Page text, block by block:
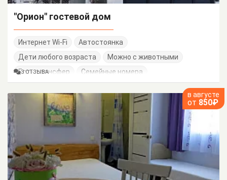
"Орион" гостевой дом
Интернет Wi-Fi
Автостоянка
Дети любого возраста
Можно с животными
Есть трансфер
Семейные номера
3 ОТЗЫВА
в августе
от 850₽